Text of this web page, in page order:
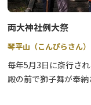
様もスノーエスカレ
両大神社例大祭
琴平山（こんぴらさん
毎年5月3日に斎行さ
殿の前で獅子舞が奉